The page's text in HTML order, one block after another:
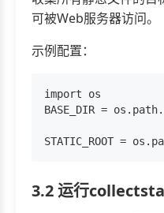
可被Web服务器访问。
示例配置：
import os
BASE_DIR =
3.2 运行